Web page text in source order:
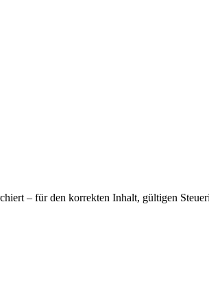
– für den korrekten Inhalt, gültigen